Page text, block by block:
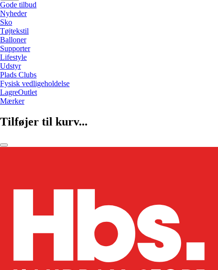
Gode tilbud
Nyheder
Sko
Tøjtekstil
Balloner
Supporter
Lifestyle
Udstyr
Plads Clubs
Fysisk vedligeholdelse
LagreOutlet
Mærker
Tilføjer til kurv...